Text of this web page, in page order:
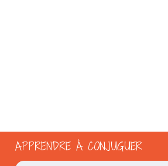
APPRENDRE À CONJUGUER